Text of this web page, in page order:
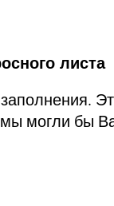
листа
могли бы